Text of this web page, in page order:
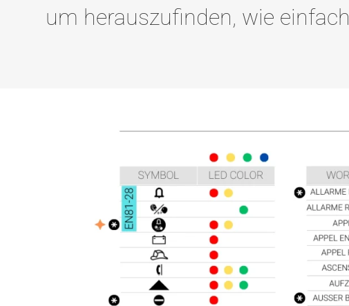
um herauszufinden, wie